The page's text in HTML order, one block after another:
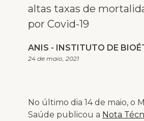
altas taxas de
por Covid-19
ANIS - INSTITUTO DE
24 de maio, 2021
No último dia 14 de maio, o
Saúde publicou a Nota